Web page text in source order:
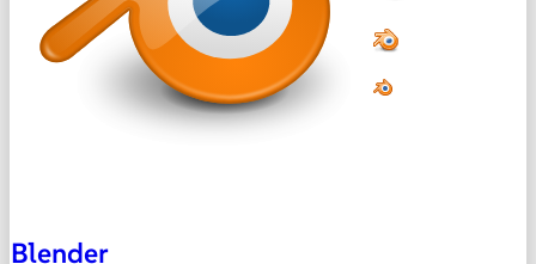
Blender